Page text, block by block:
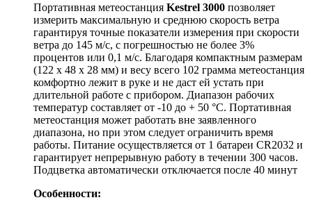
Портативная метеостанция Kestrel 3000 позволяет
измерить максимальную и среднюю скорость ветра
гарантируя точные показатели измерения при скорости
ветра до 145 м/с, с погрешностью не более 3%
процентов или 0,1 м/с. Благодаря компактным размерам
(122 x 48 x 28 мм) и весу всего 102 грамма метеостанция
комфортно лежит в руке и не даст ей устать при
длительной работе с прибором. Диапазон рабочих
температур составляет от -10 до + 50 °C. Портативная
метеостанция может работать вне заявленного
диапазона, но при этом следует ограничить время
работы. Питание осуществляется от 1 батареи CR2032 и
гарантирует непрерывную работу в течении 300 часов.
Подцветка автоматически отключается после 40 минут
Особенности: